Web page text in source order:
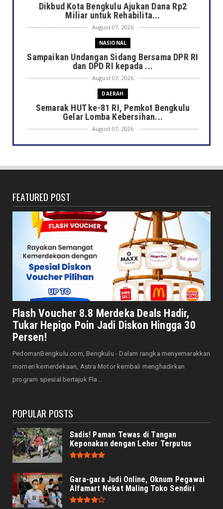
Dikbud Kota Bengkulu Ajukan Dana Rp2
Miliar untuk Rehabilita...
August 07, 2026
NASIONAL
Sampaikan Undangan Sidang Bersama DPR RI
dan DPD RI kepada ...
August 07, 2026
DAERAH
Semarak HUT ke-81 RI, Pemkot Bengkulu
Gelar Lomba Kebersihan...
August 07, 2026
DAERAH
Jangan Pasang Bende...
Bersama Forkopimda, Walikota – Wawali
Bagikan 5.000 Bendera ...
August 07, 2026
JELAJAH
Saat Amal Masjid Keliru, Nasib Negeri
Mengharu-biru
August 07, 2026
HONDA
Honda CUV e: Motor Listrik Canggih, Penuh
Keunggulan dan Sia...
Servis Bukan Saat Rusak: Astra Motor
Bengkulu Ingatkan Penti...
August 07, 2026
FEATURED POST
Flash Voucher 8.8 Merdeka Deals Hadir,
Tukar Hepigo Poin Jadi Diskon Hingga 30
Persen!
PedomanBengkulu.com, Bengkulu - Dalam rangka menyemarakkan
momen kemerdekaan, Astra Motor kembali menghadirkan
program spesial bertajuk Fla...
POPULAR POSTS
Sadis! Paman Tewas di Tangan
Keponakan dengan Leher Terputus
Gara-gara Judi Online, Oknum Pegawai
Alfamart Nekat Maling Toko Sendiri